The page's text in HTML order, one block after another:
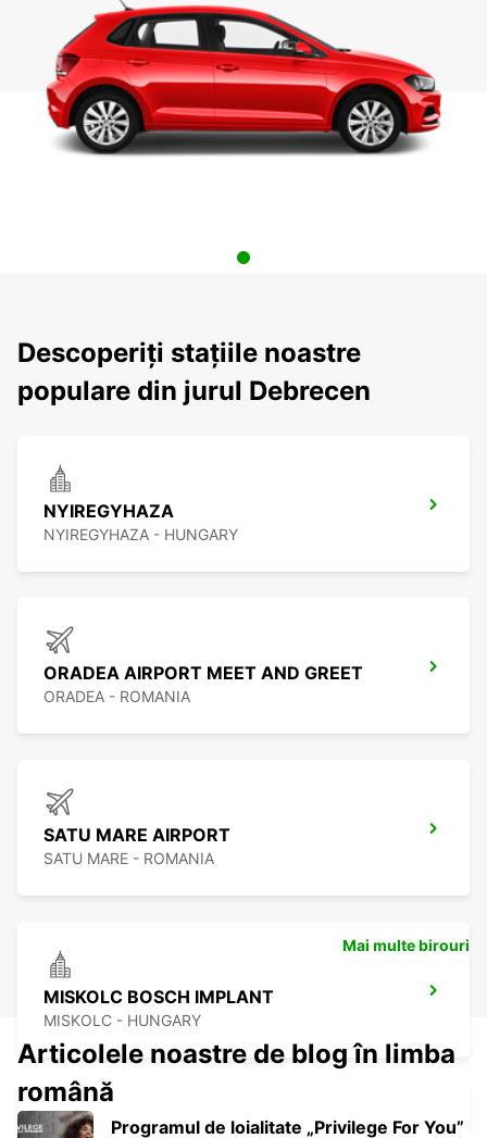
Descoperiți stațiile noastre
populare din jurul Debrecen
NYIREGYHAZA
NYIREGYHAZA - HUNGARY
ORADEA AIRPORT MEET AND GREET
ORADEA - ROMANIA
SATU MARE AIRPORT
SATU MARE - ROMANIA
MISKOLC BOSCH IMPLANT
MISKOLC - HUNGARY
Mai multe birouri
Articolele noastre de blog în limba
română
Programul de loialitate „Privilege For You”